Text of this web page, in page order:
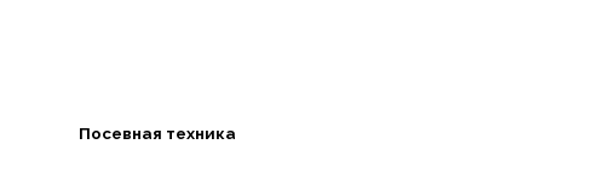
Посевная техника